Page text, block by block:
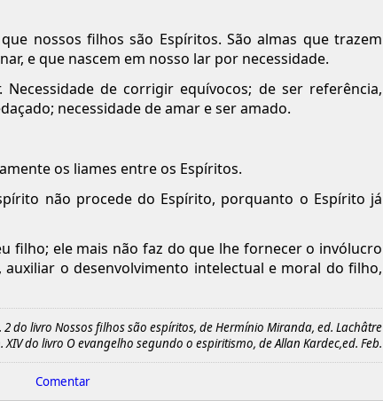
nossos filhos são Espíritos. São almas que trazem
e que nascem em nosso lar por necessidade.
Necessidade de corrigir equívocos; de ser referência,
necessidade de amar e ser amado.
os liames entre os Espíritos.
não procede do Espírito, porquanto o Espírito já
filho; ele mais não faz do que lhe fornecer o invólucro
o desenvolvimento intelectual e moral do filho,
do livro Nossos filhos são espíritos, de Hermínio Miranda, ed. Lachâtre
XIV do livro O evangelho segundo o espiritismo, de Allan Kardec,ed. Feb.
Comentar